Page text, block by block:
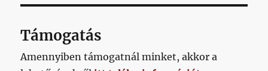
Támogatás
Amennyiben támogatnál minket, akkor a